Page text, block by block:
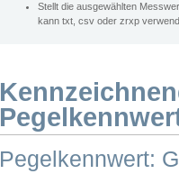
Stellt die ausgewählten
kann txt, csv oder zrxp
Pegelkennwert: